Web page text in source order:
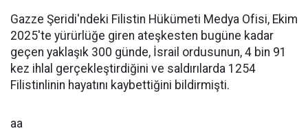
Gazze Şeridi'ndeki Filistin Hükümeti Medya Ofisi, Ekim
2025'te yürürlüğe giren ateşkesten bugüne kadar
geçen yaklaşık 300 günde, İsrail ordusunun, 4 bin 91
kez ihlal gerçekleştirdiğini ve saldırılarda 1254
Filistinlinin hayatını kaybettiğini bildirmişti.
aa